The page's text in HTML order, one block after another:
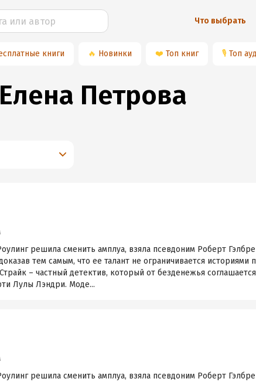
Что выбрать
книги 🔥 Новинки ❤️ Топ книг 🎙 Топ
Петрова
решила сменить амплуа, взяла псевдоним Роберт
тем самым, что ее талант не ограничивается историями
– частный детектив, который от безденежья соглашается
Лулы Лэндри. Моде...
решила сменить амплуа, взяла псевдоним Роберт